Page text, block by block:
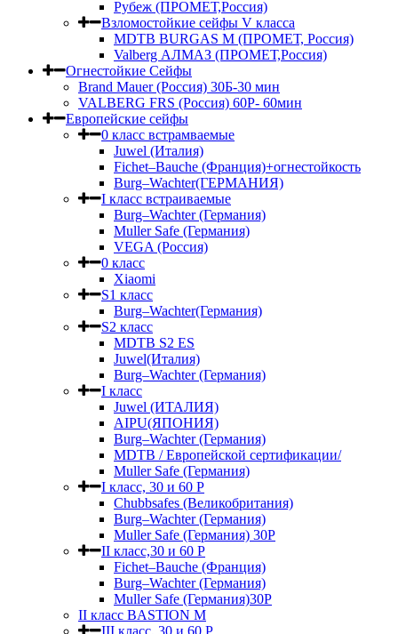
Рубеж (ПРОМЕТ,Россия)
Взломостойкие сейфы V класса
MDTB BURGAS M (ПРОМЕТ, Россия)
Valberg АЛМАЗ (ПРОМЕТ,Россия)
Огнестойкие Сейфы
Brand Mauer (Россия) 30Б-30 мин
VALBERG FRS (Россия) 60Р- 60мин
Европейские сейфы
0 класс встрамваемые
Juwel (Италия)
Fichet–Bauche (Франция)+огнестойкость
Burg–Wachter(ГЕРМАНИЯ)
I класс встраиваемые
Burg–Wachter (Германия)
Muller Safe (Германия)
VEGA (Россия)
0 класс
Xiaomi
S1 класс
Burg–Wachter(Германия)
S2 класс
MDTB S2 ES
Juwel(Италия)
Burg–Wachter (Германия)
I класс
Juwel (ИТАЛИЯ)
AIPU(ЯПОНИЯ)
Burg–Wachter (Германия)
MDTB / Европейской сертификации/
Muller Safe (Германия)
I класс, 30 и 60 P
Chubbsafes (Великобритания)
Burg–Wachter (Германия)
Muller Safe (Германия) 30Р
II класс,30 и 60 P
Fichet–Bauche (Франция)
Burg–Wachter (Германия)
Muller Safe (Германия)30P
II класс BASTION M
III класс, 30 и 60 P